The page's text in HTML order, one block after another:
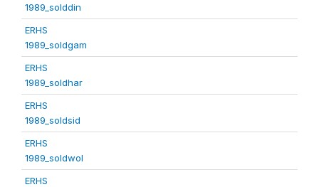
1989_solddin
ERHS
1989_soldgam
ERHS
1989_soldhar
ERHS
1989_soldsid
ERHS
1989_soldwol
ERHS